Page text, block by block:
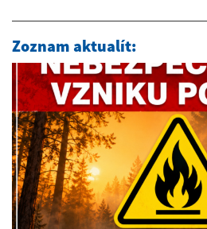
Zoznam aktualít: